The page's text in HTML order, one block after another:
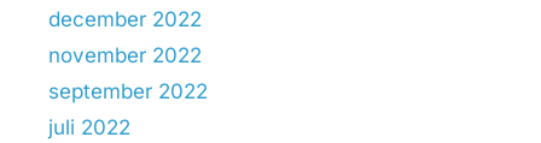
december 2022
november 2022
september 2022
juli 2022